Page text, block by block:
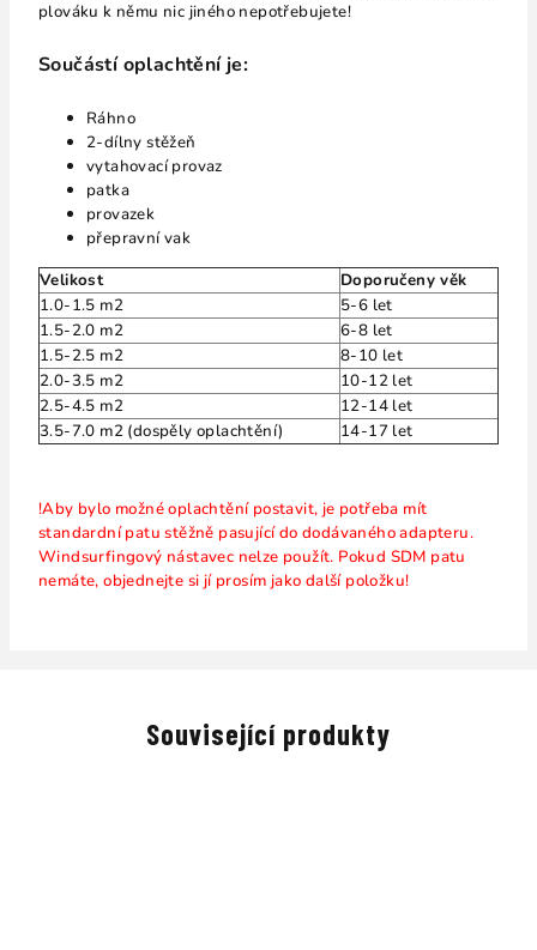
plováku k němu nic jiného nepotřebujete!
Součástí oplachtění je:
Ráhno
2-dílny stěžeň
vytahovací provaz
patka
provazek
přepravní vak
Velikost
Doporučeny věk
1.0-1.5 m2
5-6 let
1.5-2.0 m2
6-8 let
1.5-2.5 m2
8-10 let
2.0-3.5 m2
10-12 let
2.5-4.5 m2
12-14 let
3.5-7.0 m2 (dospěly oplachtění)
14-17 let
!Aby bylo možné oplachtění postavit, je potřeba mít
standardní patu stěžně pasující do dodávaného adapteru.
Windsurfingový nástavec nelze použít. Pokud SDM patu
nemáte, objednejte si jí prosím jako další položku!
Související produkty